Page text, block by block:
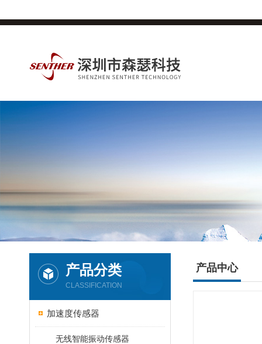
产品分类
CLASSIFICATION
加速度传感器
无线智能振动传感器
产品中心